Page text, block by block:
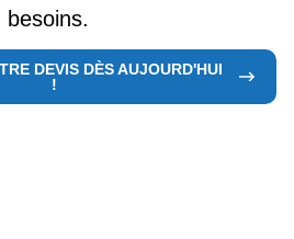
besoins.
DEVIS DÈS AUJOURD'HUI
!